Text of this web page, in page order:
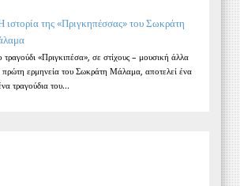
ιστορία της «Πριγκηπέσσας» του Σωκράτη
τραγούδι «Πριγκιπέσα», σε στίχους – μουσική άλλα
πρώτη ερμηνεία του Σωκράτη Μάλαμα, αποτελεί ένα
τραγούδια του...